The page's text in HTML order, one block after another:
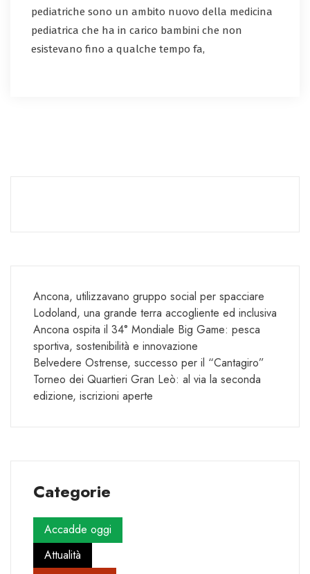
pediatriche sono un ambito nuovo della medicina
pediatrica che ha in carico bambini che non
esistevano fino a qualche tempo fa,
Ancona, utilizzavano gruppo social per spacciare
Lodoland, una grande terra accogliente ed inclusiva
Ancona ospita il 34° Mondiale Big Game: pesca
sportiva, sostenibilità e innovazione
Belvedere Ostrense, successo per il “Cantagiro”
Torneo dei Quartieri Gran Leò: al via la seconda
edizione, iscrizioni aperte
Categorie
Accadde oggi
Attualità